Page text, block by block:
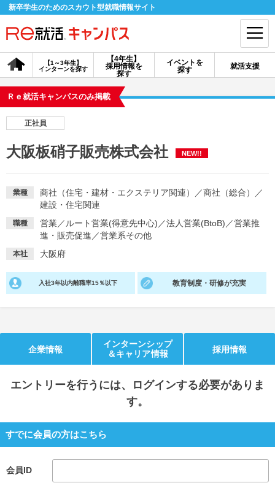
新卒学生のためのスカウト型就職情報サイト
【4年生】
採用情報を
探す
【1～3年生】
インターンを探す
イベントを
探す
就活支援
会員登録 ログイン
探す
イベントを探す スカウト お知らせ
就活支援 就活コラム
動画で対策講座をチェック
就活ニュースペーパー よくある質問
Ｒｅ就活キャンパスのみ掲載
正社員
大阪板硝子販売株式会社 NEW!!
業種 商社（住宅・建材・エクステリア関連） ／商社（総合）
／
建設・住宅関連
職種 営業／ ルート営業(得意先中心) ／法人営業(BtoB) ／営業推
進・販売促進 ／営業系その他
本社 大阪府
入社3年以内離職率15％以下 教育制度・研修が充実
企業情報
インターンシップ
＆キャリア情報
採用情報
エントリーを行うには、ログインする必要がありま
す。
すでに会員の方はこちら
会員ID